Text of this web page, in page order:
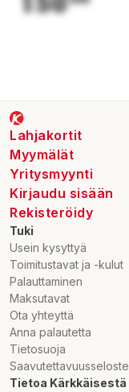
Lahjakortit
Myymälät
Yritysmyynti
Kirjaudu sisään
Rekisteröidy
Tuki
Usein kysyttyä
Toimitustavat ja -kulut
Palauttaminen
Maksutavat
Ota yhteyttä
Anna palautetta
Tietosuoja
Saavutettavuusseloste
Tietoa Kärkkäisestä